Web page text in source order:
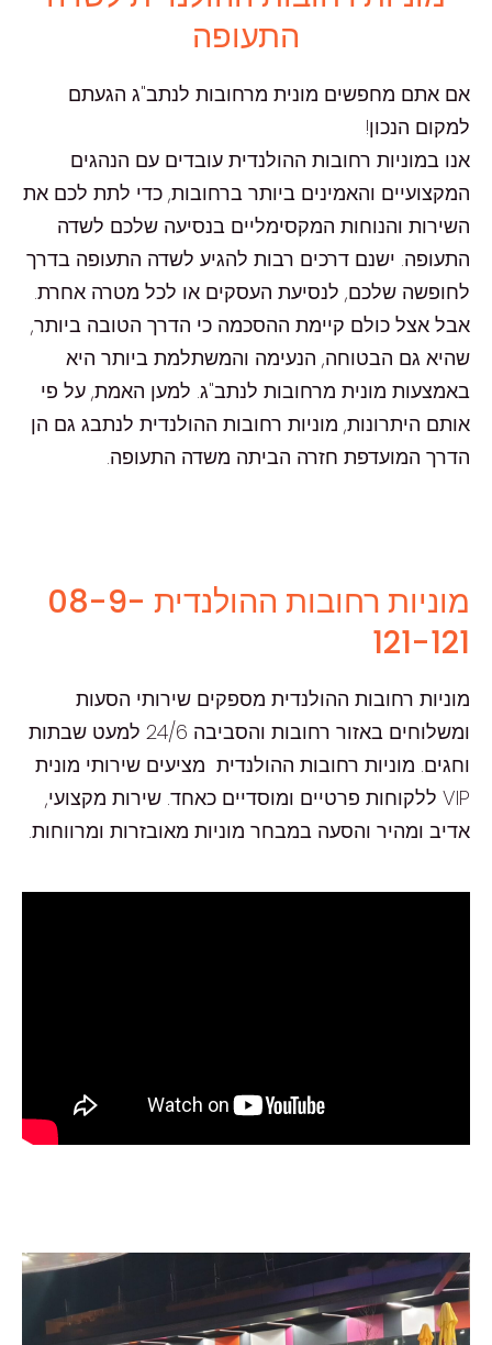
התעופה
אם אתם מחפשים מונית מרחובות לנתב"ג הגעתם
למקום הנכון!
אנו במוניות רחובות ההולנדית עובדים עם הנהגים
המקצועיים והאמינים ביותר ברחובות, כדי לתת לכם את
השירות והנוחות המקסימליים בנסיעה שלכם לשדה
התעופה. ישנם דרכים רבות להגיע לשדה התעופה בדרך
לחופשה שלכם, לנסיעת העסקים או לכל מטרה אחרת.
אבל אצל כולם קיימת ההסכמה כי הדרך הטובה ביותר,
שהיא גם הבטוחה, הנעימה והמשתלמת ביותר היא
באמצעות מונית מרחובות לנתב"ג. למען האמת, על פי
אותם היתרונות, מוניות רחובות ההולנדית לנתבג גם הן
הדרך המועדפת חזרה הביתה משדה התעופה.
מוניות רחובות ההולנדית 08-9-
121-121
מוניות רחובות ההולנדית מספקים שירותי הסעות
ומשלוחים באזור רחובות והסביבה 24/6 למעט שבתות
וחגים. מוניות רחובות ההולנדית מציעים שירותי מונית
VIP ללקוחות פרטיים ומוסדיים כאחד. שירות מקצועי,
אדיב ומהיר והסעה במבחר מוניות מאובזרות ומרווחות.